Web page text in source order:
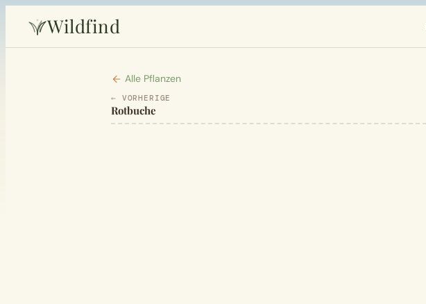
Wildfind
Alle Pflanzen
← VORHERIGE
Rotbuche